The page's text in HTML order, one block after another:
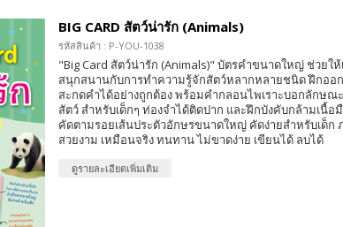
BIG CARD สัตว์น่ารัก (Animals)
รหัสสินค้า : P-YOU-1038
"Big Card สัตว์น่ารัก (Animals)" บัตรคำขนาดใหญ่ ช่วยให้
สนุกสนานกับการทำความรู้จักสัตว์หลากหลายชนิด ฝึกออก
สะกดคำได้อย่างถูกต้อง พร้อมคำกลอนไพเราะบอกลักษณ
สัตว์ สำหรับเด็กๆ ท่องจำได้ติดปาก และฝึกบังคับกล้ามเนื้อ
คัดตามรอยเส้นประตัวอักษรขนาดใหญ่ คัดง่ายสำหรับเด็ก
สวยงาม เหมือนจริง ทนทาน ไม่ขาดง่าย เขียนได้ ลบได้
ดูรายละเอียดเพิ่มเติม